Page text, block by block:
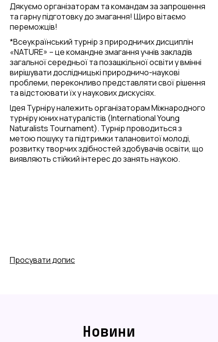
Дякуємо організаторам та командам за запрошення
та гарну підготовку до змагання! Щиро вітаємо
переможців!
*Всеукраїнський турнір з природничих дисциплін
«NATURE» – це командне змагання учнів закладів
загальної середньої та позашкільної освіти у вмінні
вирішувати дослідницькі природничо-наукові
проблеми, переконливопредставляти свої рішення
та відстоювати їх у наукових дискусіях.
Ідея Турніру належить організаторам Міжнародного
турніру юних натуралістів (International Young
Naturalists Tournament). Турнір проводиться з
метою пошуку та підтримки талановитої молоді,
розвитку творчих здібностей здобувачів освіти, що
виявляють стійкий інтерес до занять наукою.
Просувати допис
Новини